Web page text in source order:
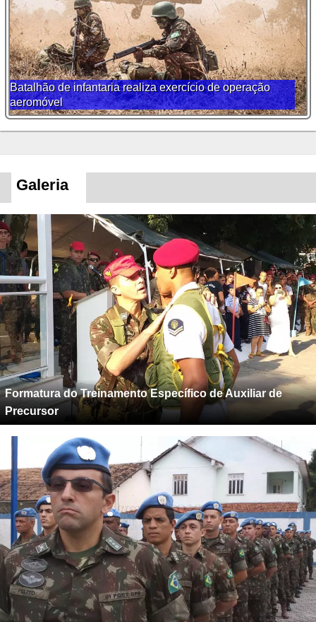
Batalhão de infantaria realiza exercício de operação
aeromóvel
Galeria
Formatura do Treinamento Específico de Auxiliar de
Precursor